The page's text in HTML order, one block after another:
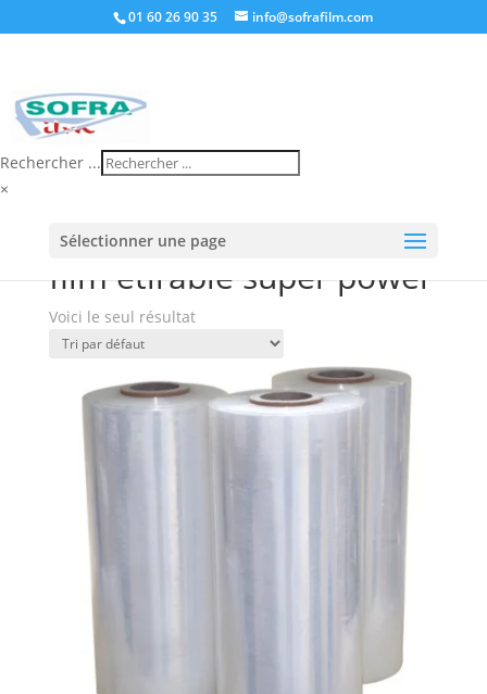
01 60 26 90 35 info@sofrafilm.com
Rechercher ...
×
Sélectionner une page
super power”
film étirable super power
Voici le seul résultat